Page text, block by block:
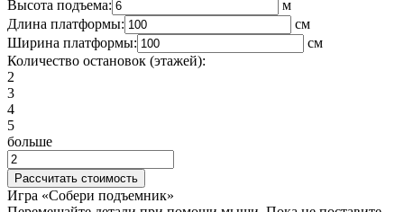
Высота подъема:
м
Длина платформы:
cм
Ширина платформы:
см
Количество остановок (этажей):
2
3
4
5
больше
Игра «Собери подъемник»